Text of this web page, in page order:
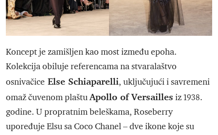
Koncept je zamišljen kao most između epoha.
Kolekcija obiluje referencama na stvaralaštvo
osnivačice Else Schiaparelli, uključujući i savremeni
omaž čuvenom plaštuApollo of Versailles iz 1938.
godine. U propratnim beleškama, Roseberry
upoređuje Elsu sa Coco Chanel – dve ikone koje su